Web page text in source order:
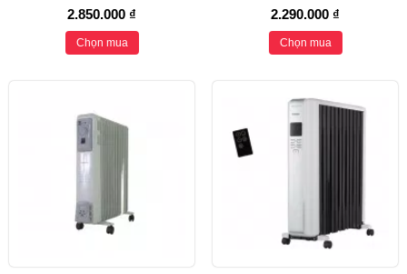
2.850.000 ₫
Chọn mua
2.290.000 ₫
Chọn mua